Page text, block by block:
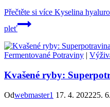
Přečtěte si více Kyselina
pleť
Fermentované Potraviny |
Kvašené ryby:
Odwebmaster1 17. 4. 202225.